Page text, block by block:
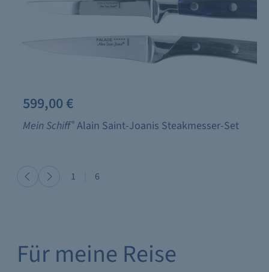
599,00 €
Mein Schiff® Alain Saint-Joanis Steakmesser-Set
1 6
Für meine Reise